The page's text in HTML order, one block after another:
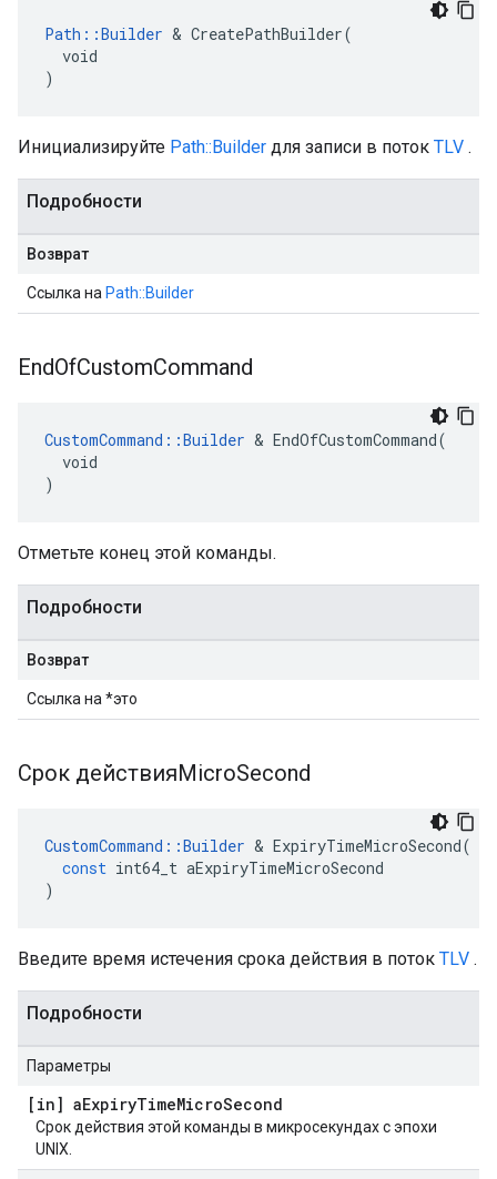
Path::Builder & CreatePathBuilder(
  void
)
Инициализируйте Path::Builder для записи в поток TLV .
Подробности
Возврат
Ссылка на Path::Builder
EndOfCustomCommand
CustomCommand::Builder & EndOfCustomCommand(
  void
)
Отметьте конец этой команды.
Подробности
Возврат
Ссылка на *это
Срок действияMicroSecond
CustomCommand ::Builder & ExpiryTimeMicroSecond(
const int64_t aExpiryTimeMicroSecond
)
Введите время истечения срока действия в поток TLV .
Подробности
Параметры
[in] aExpiryTimeMicroSecond
Срок действия этой команды в микросекундах с эпохи
UNIX.